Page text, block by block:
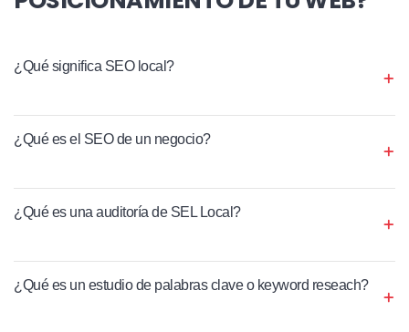
¿Qué significa SEO local?
¿Qué es el SEO de un negocio?
¿Qué es una auditoría de SEL Local?
¿Qué es un estudio de palabras clave o keyword reseach?